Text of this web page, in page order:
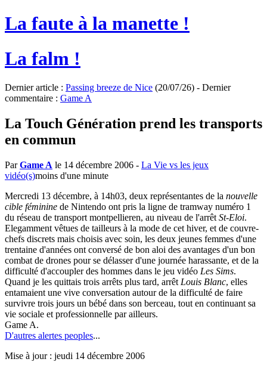
La faute à la manette !
La falm !
Dernier article : Passing breeze de Nice (20/07/26) - Dernier
commentaire : Game A
La Touch Génération prend les transports
en commun
ParGame A le 14 décembre 2006 - La Vie vs les jeux
vidéo(s)moins d'une minute
Mercredi 13 décembre, à 14h03, deux représentantes de la nouvelle
cible féminine de Nintendo ont pris la ligne de tramway numéro 1
du réseau de transport montpellieren, au niveau de l'arrêt St-Eloi.
Elegamment vêtues de tailleurs à la mode de cet hiver, et de couvre-
chefs discrets mais choisis avec soin, les deux jeunes femmes d'une
trentaine d'années ont conversé de bon aloi des avantages d'un bon
combat de drones pour se délasser d'une journée harassante, et de la
difficulté d'accoupler des hommes dans le jeu vidéo Les Sims.
Quand je les quittais trois arrêts plus tard, arrêt Louis Blanc, elles
entamaient une vive conversation autour de la difficulté de faire
survivre trois jours un bébé dans son berceau, tout en continuant sa
vie sociale et professionnelle par ailleurs.
Game A.
D'autres alertes peoples...
Mise à jour : jeudi 14 décembre 2006